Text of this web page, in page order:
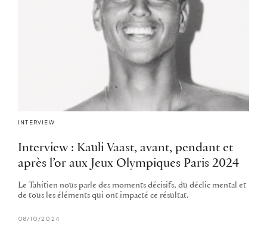
INTERVIEW
Interview : Kauli Vaast, avant, pendant et
après l’or aux Jeux Olympiques Paris 2024
Le Tahitien nous parle des moments décisifs, du déclic mental et
de tous les éléments qui ont impacté ce résultat.
08/10/2024